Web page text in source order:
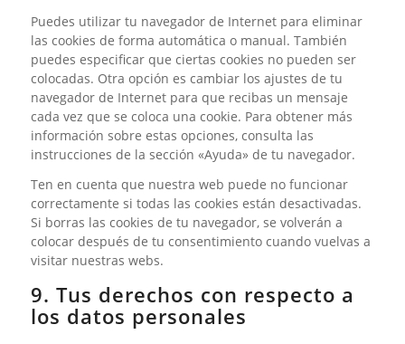
Puedes utilizar tu navegador de Internet para eliminar
las cookies de forma automática o manual. También
puedes especificar que ciertas cookies no pueden ser
colocadas. Otra opción es cambiar los ajustes de tu
navegador de Internet para que recibas un mensaje
cada vez que se coloca una cookie. Para obtener más
información sobre estas opciones, consulta las
instrucciones de la sección «Ayuda» de tu navegador.
Ten en cuenta que nuestra web puede no funcionar
correctamente si todas las cookies están desactivadas.
Si borras las cookies de tu navegador, se volverán a
colocar después de tu consentimiento cuando vuelvas a
visitar nuestras webs.
9. Tus derechos con respecto a
los datos personales